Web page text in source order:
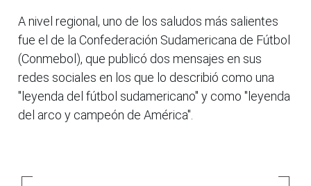
A nivel regional, uno de los saludos más salientes
fue el de la Confederación Sudamericana de Fútbol
(Conmebol), que publicó dos mensajes en sus
redes sociales en los que lo describió como una
"leyenda del fútbol sudamericano" y como "leyenda
del arco y campeón de América".